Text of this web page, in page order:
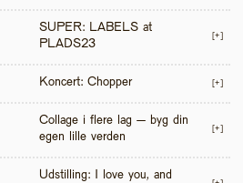
SUPER: LABELS at
PLADS23
[+]
Koncert: Chopper [+]
Collage i flere lag – byg din
egen lille verden
[+]
Udstilling: I love you, and